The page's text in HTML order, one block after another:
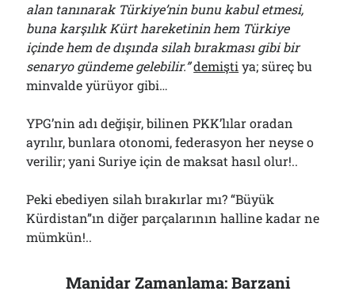
alan tanınarak Türkiye’nin bunu kabul etmesi,
buna karşılık Kürt hareketinin hem Türkiye
içinde hem de dışında silah bırakması gibi bir
senaryo gündeme gelebilir.”demişti ya; süreç bu
minvalde yürüyor gibi…
YPG’nin adı değişir, bilinen PKK’lılar oradan
ayrılır, bunlara otonomi, federasyon her neyse o
verilir; yani Suriye için de maksat hasıl olur!..
Peki ebediyen silah bırakırlar mı? “Büyük
Kürdistan”ın diğer parçalarının halline kadar ne
mümkün!..
Manidar Zamanlama: Barzani